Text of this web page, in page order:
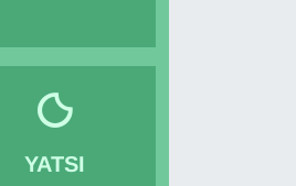
YATSI